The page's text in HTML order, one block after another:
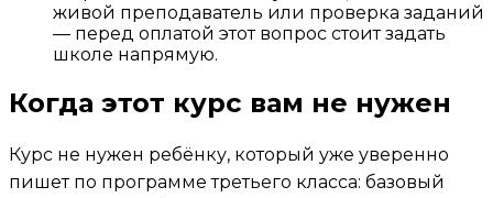
живой преподаватель или проверка заданий
— перед оплатой этот вопрос стоит задать
школе напрямую.
Когда этот курс вам не нужен
Курс не нужен ребёнку, который уже уверенно
пишет по программе третьего класса: базовый